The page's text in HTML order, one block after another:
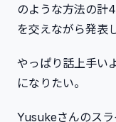
のような方法の計
を交えながら発表
やっぱり話上手い
になりたい。
Yusukeさんのス